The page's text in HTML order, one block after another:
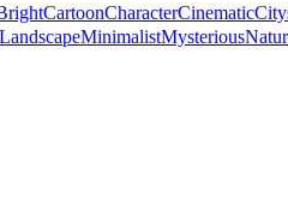
CartoonCharacterCinematic
LandscapeMinimalistMysterious